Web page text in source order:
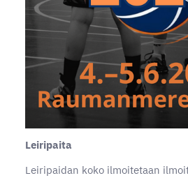
Leiripaita
Leiripaidan koko ilmoitetaan